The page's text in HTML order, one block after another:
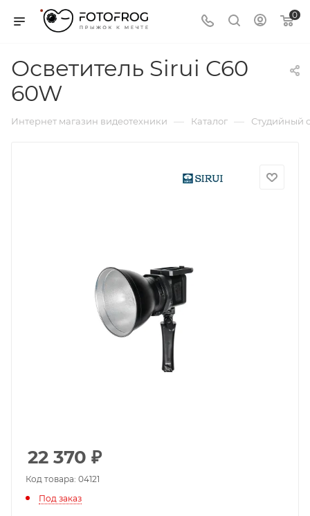
0
Осветитель Sirui C60
60W
Интернет магазин видеотехники — Каталог — Студийный
22 370 ₽
Код товара: 04121
Под заказ